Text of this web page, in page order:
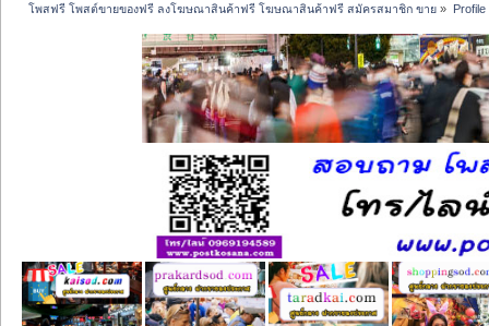
โพสฟรี โพสต์ขายของฟรี ลงโฆษณาสินค้าฟรี โฆษณาสินค้าฟรี สมัครสมาชิก ขาย » Profile